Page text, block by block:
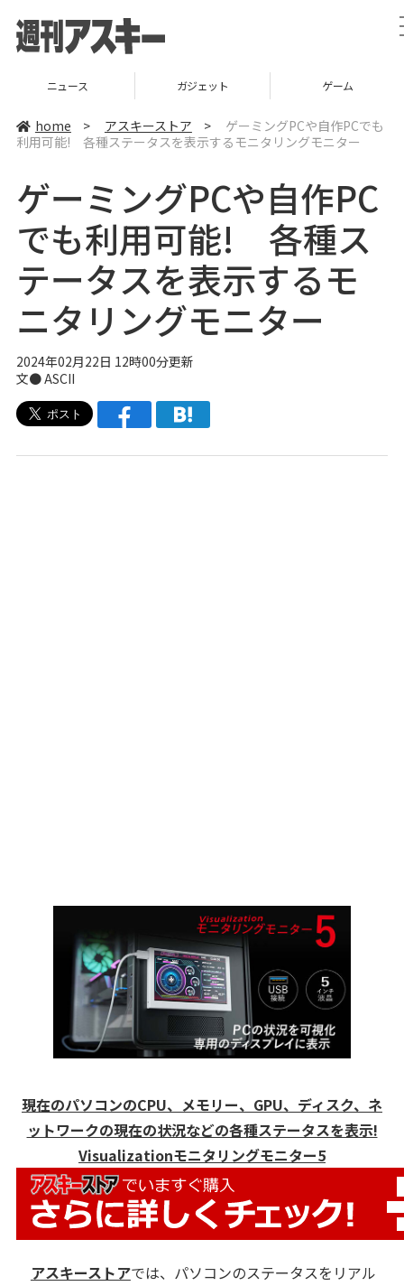
ニュース ガジェット ゲーム
home > アスキーストア >
ゲーミングPCや自作PCでも
利用可能! 各種ステータスを表示するモニタリングモニター
ゲーミングPCや自作PC
でも利用可能! 各種ス
テータスを表示するモ
ニタリングモニター
2024年02月22日 12時00分更新
文● ASCII
現在のパソコンのCPU、メモリー、GPU、ディスク、ネ
ットワークの現在の状況などの各種ステータスを表示!
Visualizationモニタリングモニター5
アスキーストアでは、パソコンのステータスをリアル